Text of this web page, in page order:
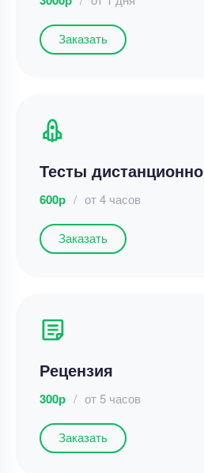
Заказать
Тесты дистанционно
600р / от 4 часов
Заказать
Рецензия
300р / от 5 часов
Заказать